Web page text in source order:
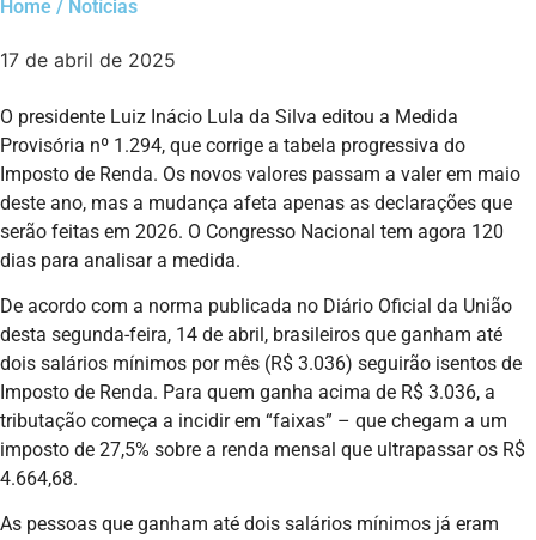
Home / Notícias
17 de abril de 2025
O presidente Luiz Inácio Lula da Silva editou a Medida
Provisória nº 1.294, que corrige a tabela progressiva do
Imposto de Renda. Os novos valores passam a valer em maio
deste ano, mas a mudança afeta apenas as declarações que
serão feitas em 2026. O Congresso Nacional tem agora 120
dias para analisar a medida.
De acordo com a norma publicada no Diário Oficial da União
desta segunda-feira, 14 de abril, brasileiros que ganham até
dois salários mínimos por mês (R$ 3.036) seguirão isentos de
Imposto de Renda. Para quem ganha acima de R$ 3.036, a
tributação começa a incidir em “faixas” – que chegam a um
imposto de 27,5% sobre a renda mensal que ultrapassar os R$
4.664,68.
As pessoas que ganham até dois salários mínimos já eram